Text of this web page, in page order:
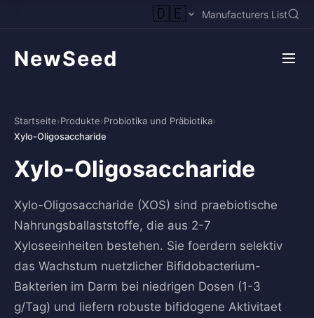
🇩🇪 Manufacturers List
NewSeed
Startseite›Produkte›Probiotika und Präbiotika›
Xylo-Oligosaccharide
Xylo-Oligosaccharide
Xylo-Oligosaccharide (XOS) sind praebiotische
Nahrungsballaststoffe, die aus 2-7
Xyloseeinheiten bestehen. Sie foerdern selektiv
das Wachstum nuetzlicher Bifidobacterium-
Bakterien im Darm bei niedrigen Dosen (1-3
g/Tag) und liefern robuste bifidogene Aktivitaet